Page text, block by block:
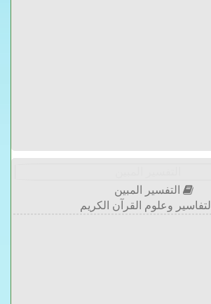
التفسير المبين
التفاسير وعلوم القرآن الكريم